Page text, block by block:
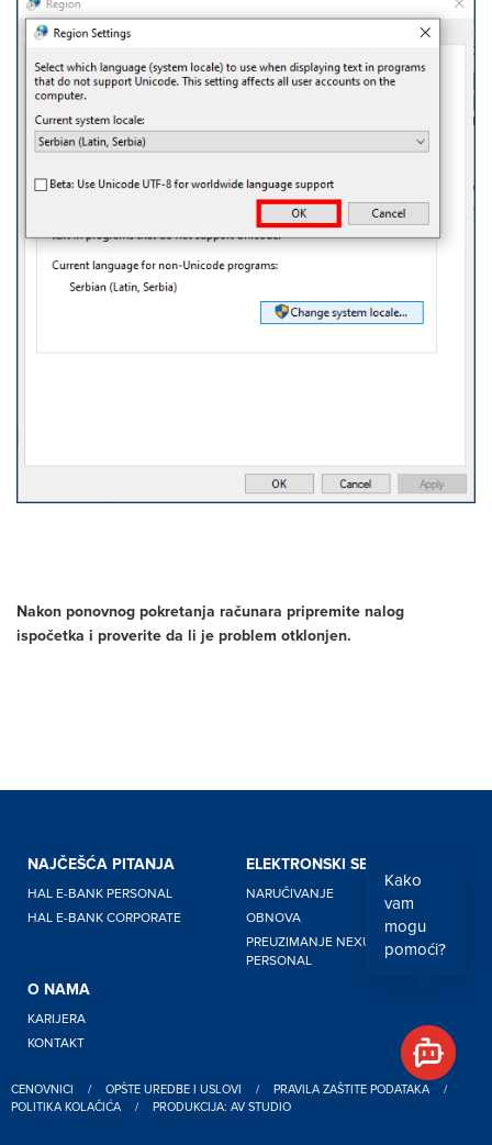
Nakon ponovnog pokretanja računara pripremite nalog
ispočetka i proverite da li je problem otklonjen.
NAJČEŠĆA PITANJA
HAL E-BANK PERSONAL
HAL E-BANK CORPORATE
ELEKTRONSKI SERTIFIKATI
NARUČIVANJE
OBNOVA
PREUZIMANJE NEXUS
PERSONAL
O NAMA
KARIJERA
KONTAKT
CENOVNICI / OPŠTE UREDBE I USLOVI / PRAVILA ZAŠTITE PODATAKA
/
POLITIKA KOLAČIĆA
/ PRODUKCIJA: AV STUDIO
Kako
vam
mogu
pomoći?